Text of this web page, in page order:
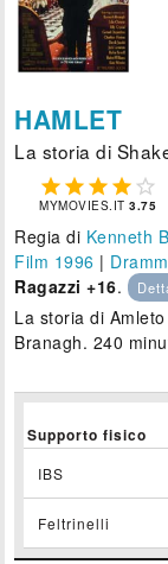
HAMLET
La storia di
    
MYMOVIES.IT3.75
Regia di Kenneth
Film 1996 |
Ragazzi +16.
La storia di
Branagh. 240
Supporto fisico
IBS
Feltrinelli